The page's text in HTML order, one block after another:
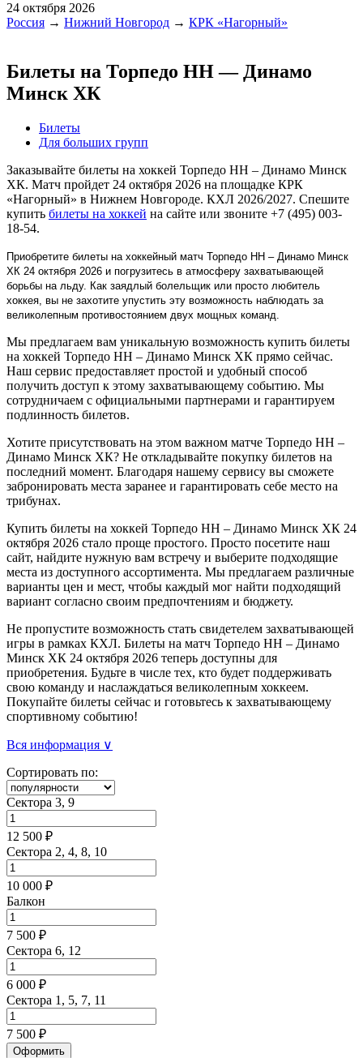
24 октября 2026
Россия → Нижний Новгород → КРК «Нагорный»
Билеты на Торпедо НН — Динамо
Минск ХК
Билеты
Для больших групп
Заказывайте билеты на хоккей Торпедо НН – Динамо Минск
ХК. Матч пройдет 24 октября 2026 на площадке КРК
«Нагорный» в Нижнем Новгороде. КХЛ 2026/2027. Спешите
купить билеты на хоккей на сайте или звоните +7 (495) 003-
18-54.
Приобретите билеты на хоккейный матч Торпедо НН – Динамо Минск
ХК 24 октября 2026 и погрузитесь в атмосферу захватывающей
борьбы на льду. Как заядлый болельщик или просто любитель
хоккея, вы не захотите упустить эту возможность наблюдать за
великолепным противостоянием двух мощных команд.
Мы предлагаем вам уникальную возможность купить билеты
на хоккей Торпедо НН – Динамо Минск ХК прямо сейчас.
Наш сервис предоставляет простой и удобный способ
получить доступ к этому захватывающему событию. Мы
сотрудничаем с официальными партнерами и гарантируем
подлинность билетов.
Хотите присутствовать на этом важном матче Торпедо НН –
Динамо Минск ХК? Не откладывайте покупку билетов на
последний момент. Благодаря нашему сервису вы сможете
забронировать места заранее и гарантировать себе место на
трибунах.
Купить билеты на хоккей Торпедо НН – Динамо Минск ХК 24
октября 2026 стало проще простого. Просто посетите наш
сайт, найдите нужную вам встречу и выберите подходящие
места из доступного ассортимента. Мы предлагаем различные
варианты цен и мест, чтобы каждый мог найти подходящий
вариант согласно своим предпочтениям и бюджету.
Не пропустите возможность стать свидетелем захватывающей
игры в рамках КХЛ. Билеты на матч Торпедо НН – Динамо
Минск ХК 24 октября 2026 теперь доступны для
приобретения. Будьте в числе тех, кто будет поддерживать
свою команду и наслаждаться великолепным хоккеем.
Покупайте билеты сейчас и готовьтесь к захватывающему
спортивному событию!
Вся информация ∨
Сортировать по:
Сектора 3, 9
12 500 ₽
Сектора 2, 4, 8, 10
10 000 ₽
Балкон
7 500 ₽
Сектора 6, 12
6 000 ₽
Сектора 1, 5, 7, 11
7 500 ₽
Оформить